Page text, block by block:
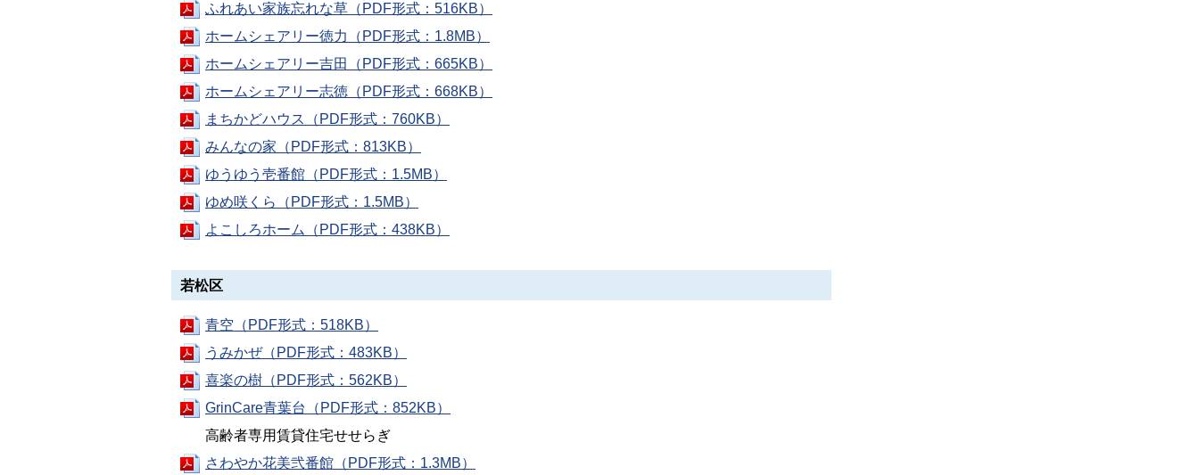
ふれあい家族忘れな草（PDF形式：516KB）
ホームシェアリー徳力（PDF形式：1.8MB）
ホームシェアリー吉田（PDF形式：665KB）
ホームシェアリー志徳（PDF形式：668KB）
まちかどハウス（PDF形式：760KB）
みんなの家（PDF形式：813KB）
ゆうゆう壱番館（PDF形式：1.5MB）
ゆめ咲くら（PDF形式：1.5MB）
よこしろホーム（PDF形式：438KB）
若松区
青空（PDF形式：518KB）
うみかぜ（PDF形式：483KB）
喜楽の樹（PDF形式：562KB）
GrinCare青葉台（PDF形式：852KB）
高齢者専用賃貸住宅せせらぎ
さわやか花美弐番館（PDF形式：1.3MB）